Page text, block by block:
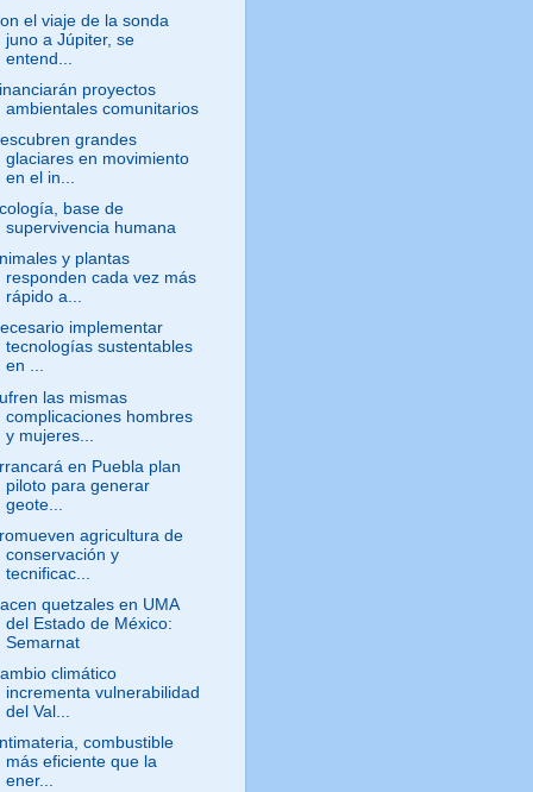
el viaje de la sonda
juno a Júpiter, se
entend...
proyectos
ambientales comunitarios
grandes
glaciares en movimiento
en el in...
base de
supervivencia humana
y plantas
responden cada vez más
rápido a...
implementar
tecnologías sustentables
en ...
las mismas
complicaciones hombres
y mujeres...
en Puebla plan
piloto para generar
geote...
agricultura de
conservación y
tecnificac...
quetzales en UMA
del Estado de México:
Semarnat
climático
incrementa vulnerabilidad
del Val...
combustible
más eficiente que la
ener...